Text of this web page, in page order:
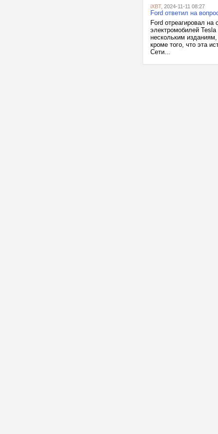
iXBT, 2024-11-11 08:27
Ford ответил на
Ford отреагировал
электромобилей
нескольким
кроме того, что эта
Сети...